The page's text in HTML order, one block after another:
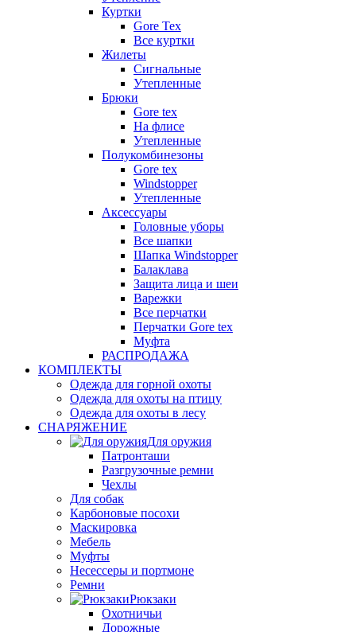
Куртки
Gore Tex
Все куртки
Жилеты
Сигнальные
Утепленные
Брюки
Gore tex
На флисе
Утепленные
Полукомбинезоны
Gore tex
Windstopper
Утепленные
Аксессуары
Головные уборы
Все шапки
Шапка Windstopper
Балаклава
Защита лица и шеи
Варежки
Все перчатки
Перчатки Gore tex
Муфта
РАСПРОДАЖА
КОМПЛЕКТЫ
Одежда для горной охоты
Одежда для охоты на птицу
Одежда для охоты в лесу
СНАРЯЖЕНИЕ
Для оружия
Патронташи
Разгрузочные ремни
Чехлы
Для собак
Карбоновые посохи
Маскировка
Мебель
Муфты
Несессеры и портмоне
Ремни
Рюкзаки
Охотничьи
Дорожные